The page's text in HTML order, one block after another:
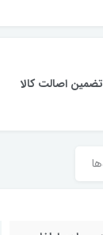
تضمین اصالت کالا